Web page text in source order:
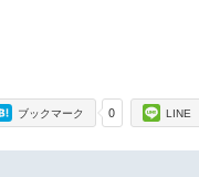
0
ブックマーク LINE